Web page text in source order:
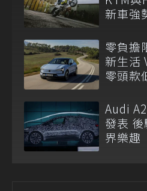
新車強
零負擔
新生活
零頭款
Audi
發表
界樂趣